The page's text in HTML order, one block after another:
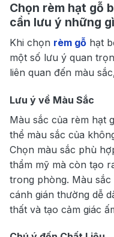
Chọn rèm hạt gỗ
cần lưu ý những
Khi chọn rèm gỗ hạt
một số lưu ý quan
liên quan đến màu
Lưu ý về Màu Sắc
Màu sắc của rèm hạt
thể màu sắc của
Chọn màu sắc phù
thẩm mỹ mà còn tạo
trong phòng. Màu
cánh gián thường dễ
thất và tạo cảm giác